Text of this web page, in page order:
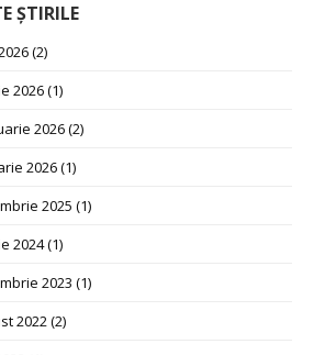
ŞTIRILE
(2)
2026(1)
2026(2)
2026(1)
2025 (1)
2024(1)
2023 (1)
2022(2)